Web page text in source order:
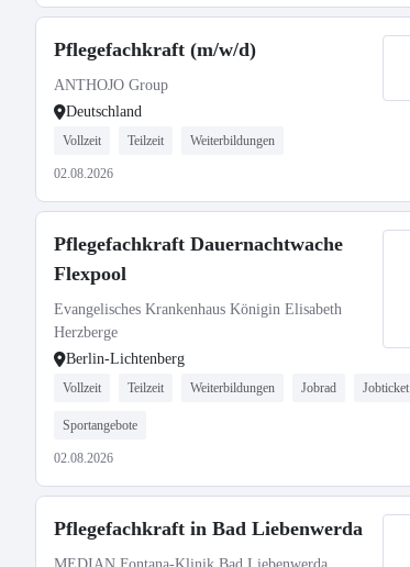
Pflegefachkraft (m/w/d)
ANTHOJO Group
Deutschland
Vollzeit Teilzeit Weiterbildungen
02.08.2026
Pflegefachkraft Dauernachtwache
Flexpool
Evangelisches Krankenhaus Königin Elisabeth
Herzberge
Berlin-Lichtenberg
Vollzeit Teilzeit Weiterbildungen Jobrad Jobticket
Sportangebote
02.08.2026
Pflegefachkraft in Bad Liebenwerda